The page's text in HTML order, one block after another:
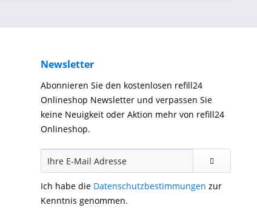
Newsletter
Abonnieren Sie den kostenlosen refill24
Onlineshop Newsletter und verpassen Sie
keine Neuigkeit oder Aktion mehr von refill24
Onlineshop.
Ich habe die Datenschutzbestimmungen zur
Kenntnis genommen.